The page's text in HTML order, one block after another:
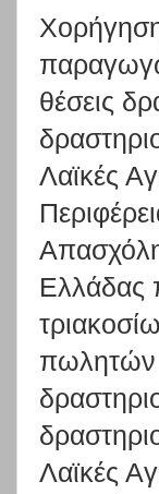
θέσεις
Λαϊκές
Ελλάδας
πωλητών
Λαϊκές